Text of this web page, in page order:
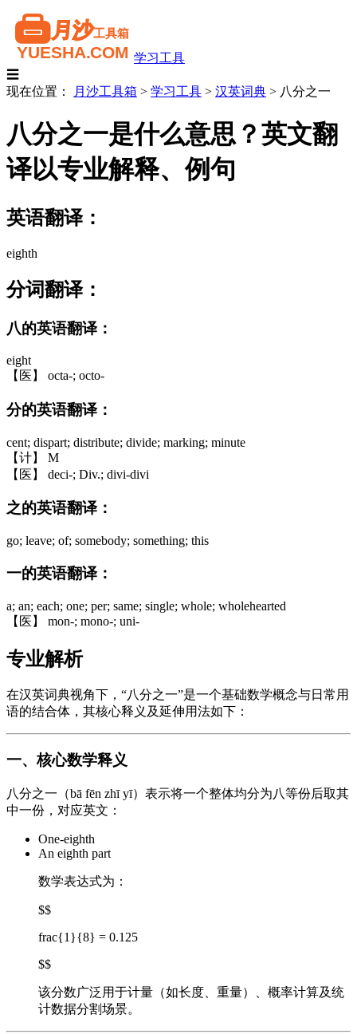
学习工具
☰
现在位置：
月沙工具箱 > 学习工具 > 汉英词典 > 八分之一
八分之一是什么意思？英文翻
译以专业解释、例句
英语翻译：
eighth
分词翻译：
八的英语翻译：
eight
【医】 octa-; octo-
分的英语翻译：
cent; dispart; distribute; divide; marking; minute
【计】 M
【医】 deci-; Div.; divi-divi
之的英语翻译：
go; leave; of; somebody; something; this
一的英语翻译：
a; an; each; one; per; same; single; whole; wholehearted
【医】 mon-; mono-; uni-
专业解析
在汉英词典视角下，“八分之一”是一个基础数学概念与日常用
语的结合体，其核心释义及延伸用法如下：
一、核心数学释义
八分之一（bā fēn zhī yī）表示将一个整体均分为八等份后取其
中一份，对应英文：
One-eighth
An eighth part
数学表达式为：
$$
frac{1}{8} = 0.125
$$
该分数广泛用于计量（如长度、重量）、概率计算及统
计数据分割场景。